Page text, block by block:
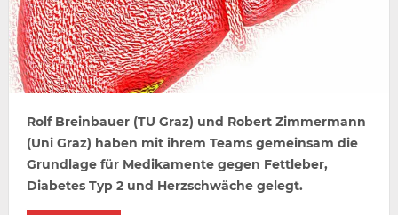
Rolf Breinbauer (TU Graz) und Robert Zimmermann
(Uni Graz) haben mit ihrem Teams gemeinsam die
Grundlage für Medikamente gegen Fettleber,
Diabetes Typ 2 und Herzschwäche gelegt.